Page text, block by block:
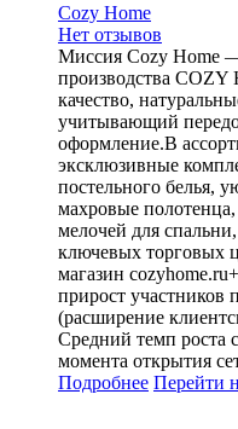
Cozy Home
Нет отзывов
Миссия Cozy Home
производства COZY
качество,
учитывающий
оформление.В
эксклюзивные
постельного белья,
махровые
мелочей для
ключевых торговых
магазин
прирост участников
(расширение
Средний темп роста
момента открытия
Подробнее Перейти